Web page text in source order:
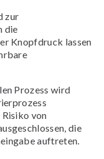
zur
die
Knopfdruck lassen
Prozess wird
Risiko von
die
auftreten.